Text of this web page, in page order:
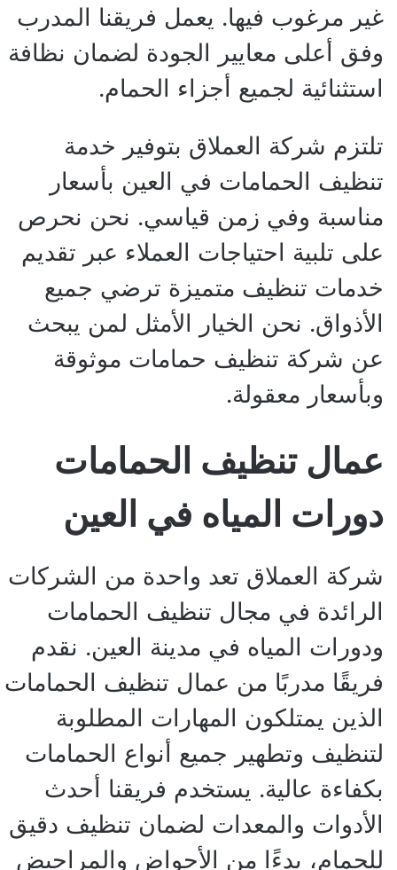
غير مرغوب فيها. يعمل فريقنا المدرب
وفق أعلى معايير الجودة لضمان نظافة
استثنائية لجميع أجزاء الحمام.
تلتزم شركة العملاق بتوفير خدمة
تنظيف الحمامات في العين بأسعار
مناسبة وفي زمن قياسي. نحن نحرص
على تلبية احتياجات العملاء عبر تقديم
خدمات تنظيف متميزة ترضي جميع
الأذواق. نحن الخيار الأمثل لمن يبحث
عن شركة تنظيف حمامات موثوقة
وبأسعار معقولة.
عمال تنظيف الحمامات
دورات المياه في العين
شركة العملاق تعد واحدة من الشركات
الرائدة في مجال تنظيف الحمامات
ودورات المياه في مدينة العين. نقدم
فريقًا مدربًا من عمال تنظيف الحمامات
الذين يمتلكون المهارات المطلوبة
لتنظيف وتطهير جميع أنواع الحمامات
بكفاءة عالية. يستخدم فريقنا أحدث
الأدوات والمعدات لضمان تنظيف دقيق
للحمام، بدءًا من الأحواض والمراحيض